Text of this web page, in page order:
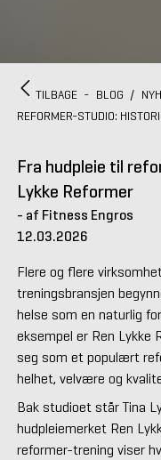
TILBAGE - BLOG /
REFORMER-STUDIO:
Fra hudpleie til
Lykke Reformer
- af Fitness Engros
12.03.2026
Flere og flere
treningsbransjen
helse som en naturlig
eksempel er Ren Lykke
seg som et populært
helhet, velvære og
Bak studioet står Tina
hudpleiemerket Ren
reformer-trening viser